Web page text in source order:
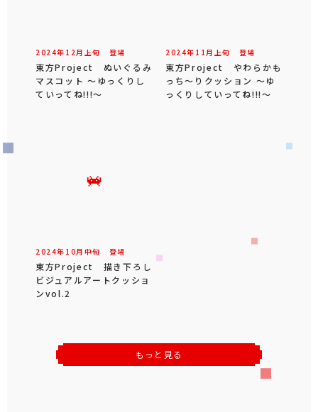
2024年 12 月 上旬 登場
東方Project ぬいぐるみ
マスコット ～ゆっくりし
ていってね!!!～
2024年 11 月 上旬 登場
東方Project やわらかも
っち～りクッション ～ゆ
っくりしていってね!!!～
2024年 10月 中旬 登場
東方Project 描き下ろし
ビジュアルアートクッショ
ンvol.2
もっと見る